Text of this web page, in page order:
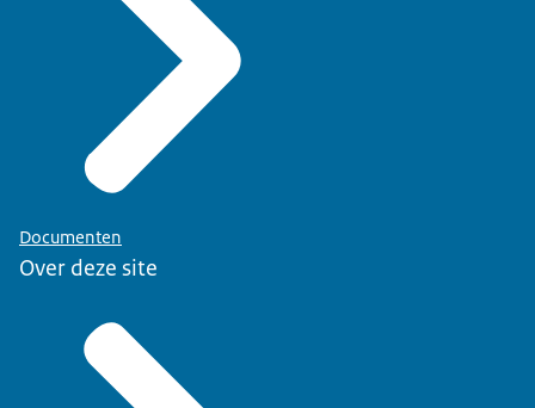
Documenten
Over deze site